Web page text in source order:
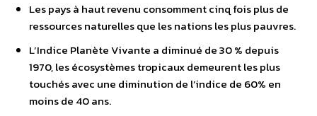
Les pays à haut revenu consomment cinq fois plus de
ressources naturelles que les nations les plus pauvres.
L’Indice Planète Vivante a diminué de 30 % depuis
1970, les écosystèmes tropicaux demeurent les plus
touchés avec une diminution de l’indice de 60% en
moins de 40 ans.